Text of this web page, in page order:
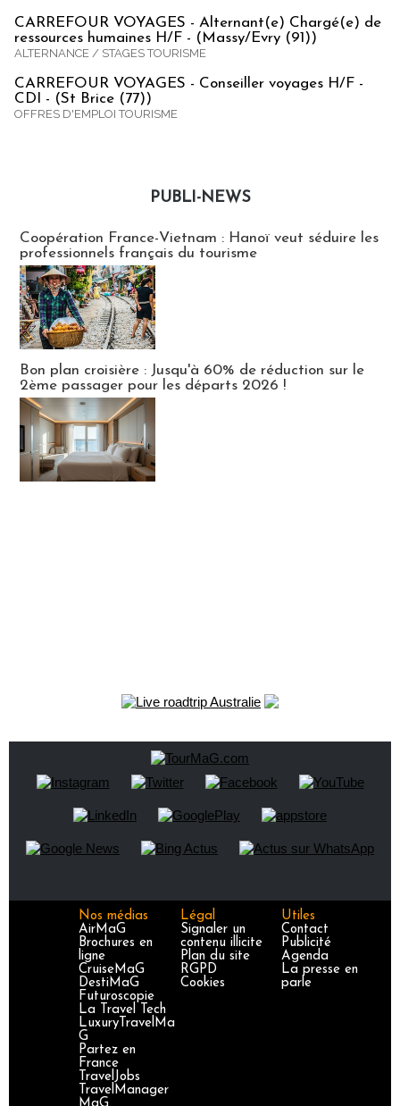
CARREFOUR VOYAGES - Alternant(e) Chargé(e) de
ressources humaines H/F - (Massy/Evry (91))
ALTERNANCE / STAGES TOURISME
CARREFOUR VOYAGES - Conseiller voyages H/F -
CDI - (St Brice (77))
OFFRES D'EMPLOI TOURISME
PUBLI-NEWS
Coopération France-Vietnam : Hanoï veut séduire les
professionnels français du tourisme
Bon plan croisière : Jusqu'à 60% de réduction sur le
2ème passager pour les départs 2026 !
Nos médias
AirMaG
Brochures en
ligne
CruiseMaG
DestiMaG
Futuroscopie
La Travel Tech
LuxuryTravelMa
G
Partez en
France
TravelJobs
TravelManager
Légal
Signaler un
contenu illicite
Plan du site
RGPD
Cookies
Utiles
Contact
Publicité
Agenda
La presse en
parle